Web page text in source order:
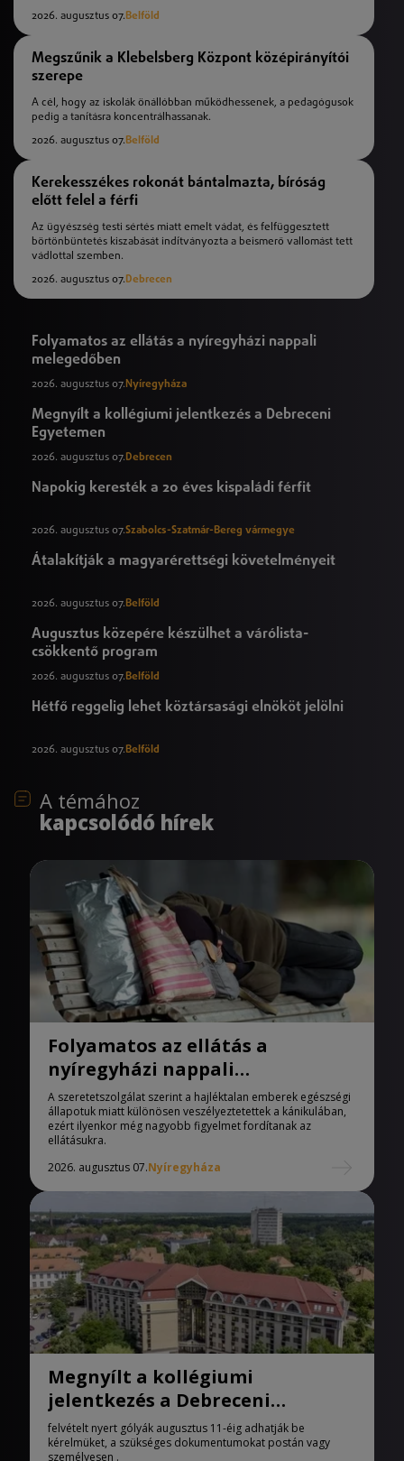
2026. augusztus 07.Belföld
Megszűnik a Klebelsberg Központ középirányítói
szerepe
A cél, hogy az iskolák önállóbban működhessenek, a pedagógusok
pedig a tanításra koncentrálhassanak.
2026. augusztus 07.Belföld
Kerekesszékes rokonát bántalmazta, bíróság
előtt felel a férfi
Az ügyészség testi sértés miatt emelt vádat, és felfüggesztett
börtönbüntetés kiszabását indítványozta a beismerő vallomást tett
vádlottal szemben.
2026. augusztus 07.Debrecen
Folyamatos az ellátás a nyíregyházi nappali
melegedőben
2026. augusztus 07. Nyíregyháza
Megnyílt a kollégiumi jelentkezés a Debreceni
Egyetemen
2026. augusztus 07.Debrecen
Napokig keresték a 20 éves kispaládi férfit
2026. augusztus 07.Szabolcs-Szatmár-Bereg vármegye
Átalakítják a magyarérettségi követelményeit
2026. augusztus 07.Belföld
Augusztus közepére készülhet a várólista-
csökkentő program
2026. augusztus 07.Belföld
Hétfő reggelig lehet köztársasági elnököt jelölni
2026. augusztus 07.Belföld
A témához
kapcsolódó hírek
Folyamatos az ellátás a
nyíregyházi nappali
melegedőben
A szeretetszolgálat szerint a hajléktalan emberek egészségi
állapotuk miatt különösen veszélyeztetettek a kánikulában,
ezért ilyenkor még nagyobb figyelmet fordítanak az
ellátásukra.
2026. augusztus 07.Nyíregyháza
Megnyílt a kollégiumi
jelentkezés a Debreceni
Egyetemen
felvételt nyert gólyák augusztus 11-éig adhatják be
kérelmüket, a szükséges dokumentumokat postán vagy
személyesen .